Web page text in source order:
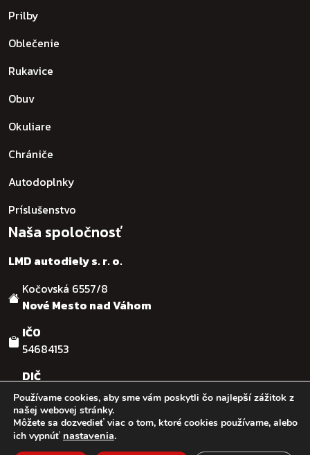
Prilby
Oblečenie
Rukavice
Obuv
Okuliare
Chrániče
Autodoplnky
Príslušenstvo
Naša spoločnosť
LMD autodiely s. r. o.
Kočovská 6557/8
Nové Mesto nad Váhom
IČO
54684153
DIČ
SK2121755482
© :: 2026:: LMD autodiely s.r.o. :: Design & code by:Ľuboš
Kaššovic - RGFcreative
Používame cookies, aby sme vám poskytli čo najlepší zážitok z
našej webovej stránky.
Môžete sa dozvedieť viac o tom, ktoré cookies používame, alebo
ich vypnúť nastavenia.